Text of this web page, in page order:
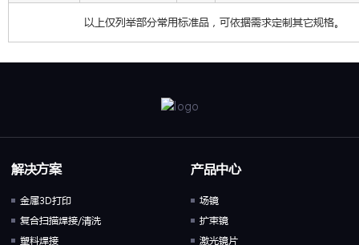
以上仅列举部分常用标准品，可依据需求定制其它规格。
解决方案
金属3D打印
复合扫描焊接/清洗
塑料焊接
产品中心
场镜
扩束镜
激光镜片